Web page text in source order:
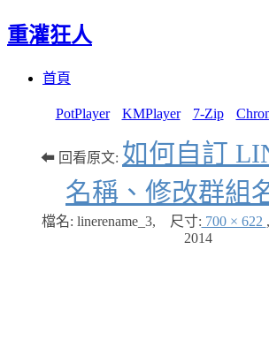
重灌狂人
首頁
PotPlayer KMPlayer 7-Zip
⬅ 回看原文: 如何自訂
名稱、修改群組
檔名: linerename_3, 尺寸: 700 × 622
2014